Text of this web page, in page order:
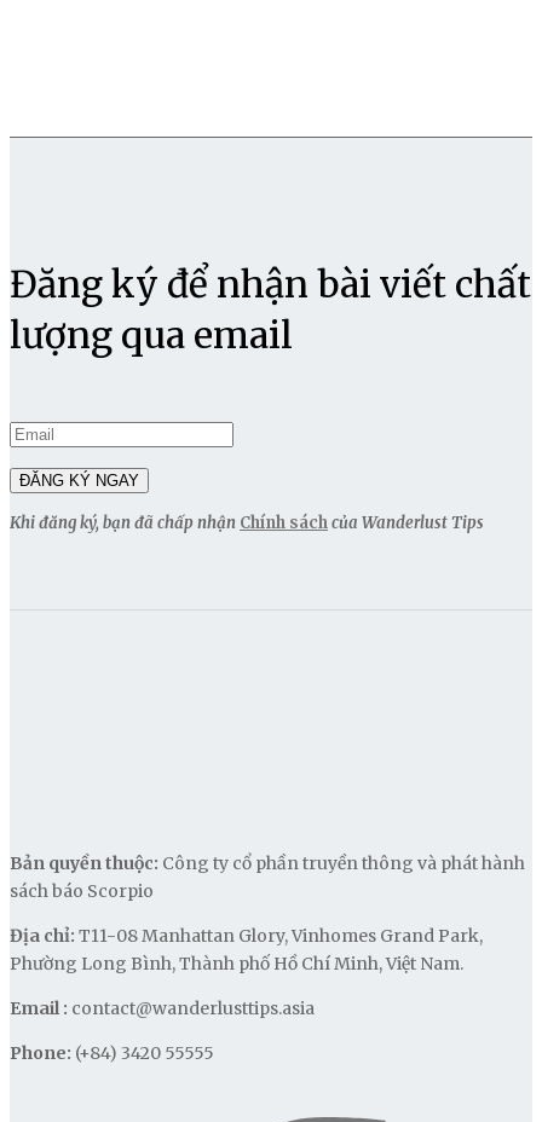
Đăng ký để nhận bài viết chất
lượng qua email
Khi đăng ký, bạn đã chấp nhận Chính sáchcủa Wanderlust Tips
Bản quyền thuộc: Công ty cổ phần truyền thông và phát hành
sách báo Scorpio
Địa chỉ: T11-08 Manhattan Glory, Vinhomes Grand Park,
Phường Long Bình, Thành phố Hồ Chí Minh, Việt Nam.
Email : contact@wanderlusttips.asia
Phone: (+84) 3420 55555